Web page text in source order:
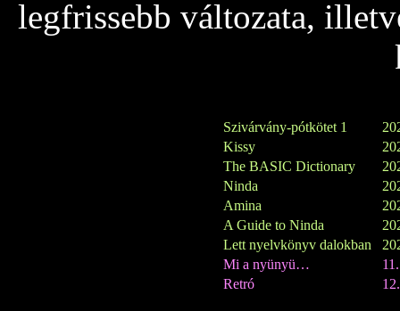
legfrissebb változata,
Szivárvány-pótkötet 1
Kissy
The BASIC Dictionary
Ninda
Amina
A Guide to Ninda
Lett nyelvkönyv dalokban
Mi a nyünyü…
Retró